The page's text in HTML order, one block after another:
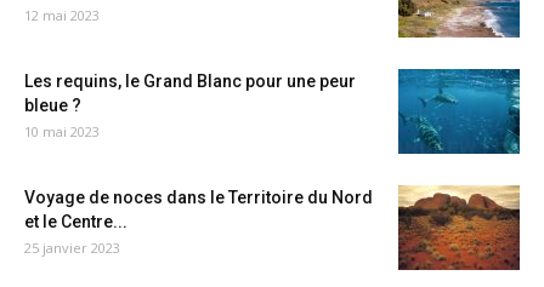
12 mai 2023
Les requins, le Grand Blanc pour une peur
bleue ?
10 mai 2023
Voyage de noces dans le Territoire du Nord
et le Centre...
25 janvier 2023